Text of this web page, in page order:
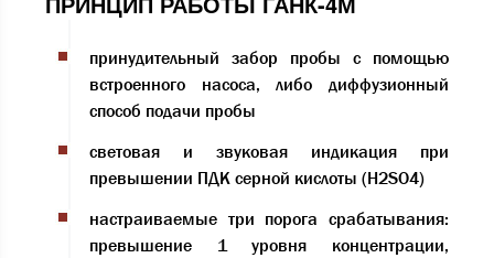
принудительный забор пробы с помощью
встроенного насоса, либо диффузионный
способ подачи пробы
световая и звуковая индикация при
превышении ПДК серной кислоты (H2SO4)
настраиваемые три порога срабатывания:
превышение 1 уровня концентрации,